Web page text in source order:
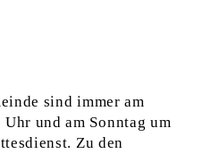
sind immer am
und am Sonntag um
Zu den